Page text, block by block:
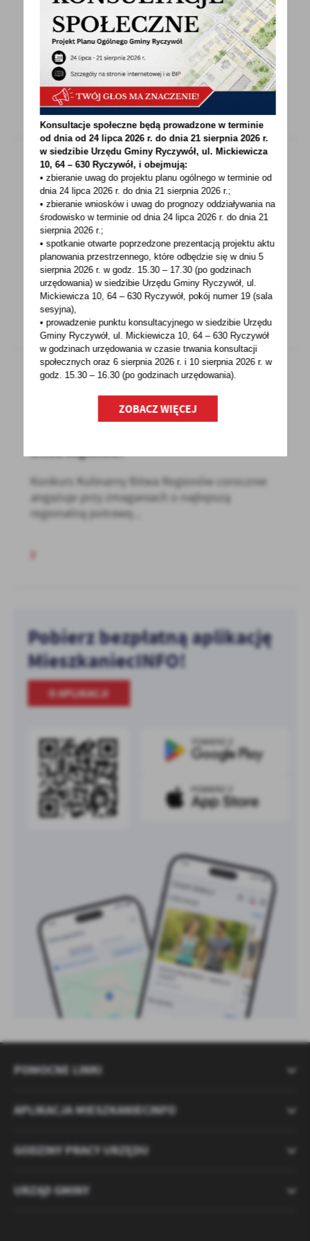
Obwieszczenie o zakończeniu postępowania
w sprawie wydania decyzji środowiskowej dla
przedsięwzięcia...
23 - 03 - 2023
Z LASU WZIĘTE....
Wreszcie jest! Nadeszła po wielu długich
wieczorach i krótkich dniach, wyczekana
i wytęskniona...
21 - 03 - 2023
Można już zgłaszać się do VIII edycji Konkursu
Konkurs Kulinarny Bitwa Regionów corocznie
angażuje przy zmaganiach o najlepszą
regionalną potrawę...
Pobierz bezpłatną aplikację
MieszkaniecINFO!
O APLIKACJI
POMOCNE LINKI
APLIKACJA MIESZKANIECINFO
GODZINY PRACY URZĘDU
URZĄD GMINY
Konsultacje społeczne będą prowadzone w terminie
od dnia od 24 lipca 2026 r. do dnia 21 sierpnia 2026 r.
w siedzibie Urzędu Gminy Ryczywół, ul. Mickiewicza
10, 64 – 630 Ryczywół, i obejmują:
• zbieranie uwag do projektu planu ogólnego w terminie od
dnia 24 lipca 2026 r. do dnia 21 sierpnia 2026 r.;
• zbieranie wniosków i uwag do prognozy oddziaływania na
środowisko w terminie od dnia 24 lipca 2026 r. do dnia 21
sierpnia 2026 r.;
• spotkanie otwarte poprzedzone prezentacją projektu aktu
planowania przestrzennego, które odbędzie się w dniu 5
sierpnia 2026 r.w godz. 15.30 – 17.30 (po godzinach
urzędowania) w siedzibie Urzędu Gminy Ryczywół, ul.
Mickiewicza 10, 64 – 630 Ryczywół, pokójnumer 19 (sala
sesyjna),
• prowadzenie punktu konsultacyjnego w siedzibie Urzędu
Gminy Ryczywół, ul. Mickiewicza 10, 64 – 630 Ryczywół
w godzinachurzędowania w czasie trwania konsultacji
społecznych oraz 6 sierpnia 2026 r. i 10 sierpnia 2026 r. w
godz. 15.30 – 16.30 (po godzinachurzędowania).
ZOBACZ WIĘCEJ